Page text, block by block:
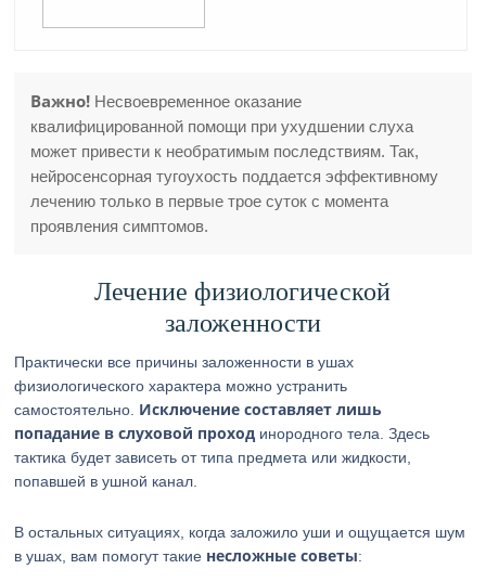
Важно! Несвоевременное оказание
квалифицированной помощи при ухудшении слуха
может привести к необратимым последствиям. Так,
нейросенсорная тугоухость поддается эффективному
лечению только в первые трое суток с момента
проявления симптомов.
Лечение физиологической
заложенности
Практически все причины заложенности в ушах
физиологического характера можно устранить
самостоятельно. Исключение составляет лишь
попадание в слуховой проход инородного тела. Здесь
тактика будет зависеть от типа предмета или жидкости,
попавшей в ушной канал.
В остальных ситуациях, когда заложило уши и ощущается шум
в ушах, вам помогут такие несложные советы: